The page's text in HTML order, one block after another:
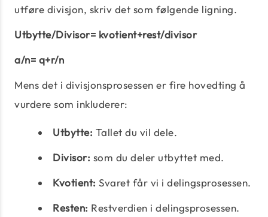
utføre divisjon, skriv det som følgende ligning.
Utbytte/Divisor= kvotient+rest/divisor
a/n= q+r/n
Mens det i divisjonsprosessen er fire hovedting å
vurdere som inkluderer:
Utbytte: Tallet du vil dele.
Divisor: som du deler utbyttet med.
Kvotient: Svaret får vi i delingsprosessen.
Resten: Restverdien i delingsprosessen.